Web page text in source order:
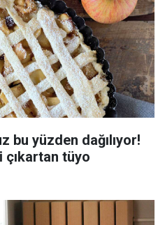
bu yüzden dağılıyor!
çıkartan tüyo